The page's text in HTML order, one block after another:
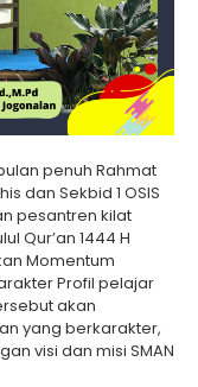
penuh Rahmat
dan Sekbid 1 OSIS
pesantren kilat
Qur’an 1444 H
Momentum
Profil pelajar
akan
yang berkarakter,
visi dan misi SMAN